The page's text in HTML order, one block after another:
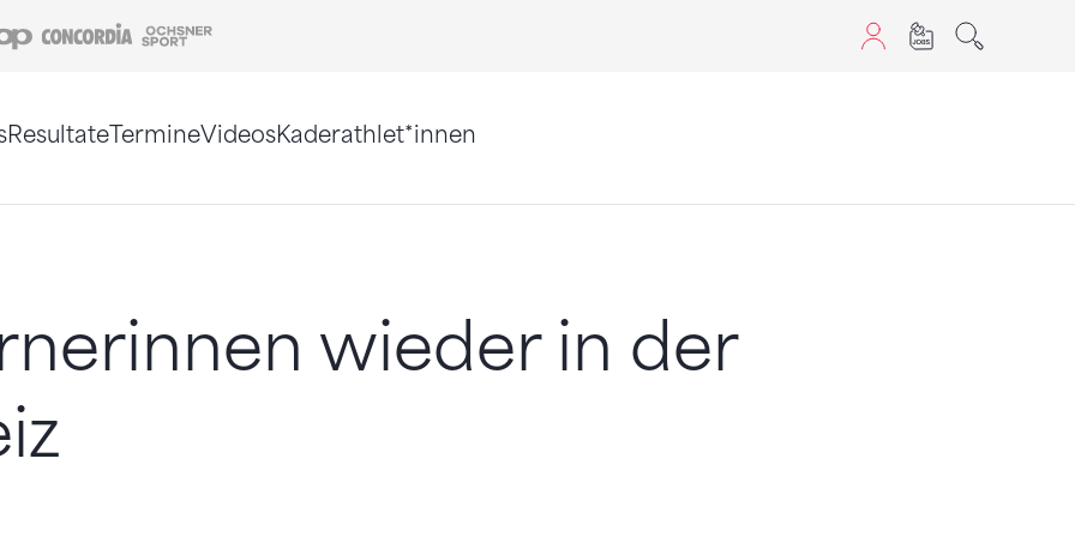
Coop Concordia
ResultateTermineVideosKaderathlet*innen
wieder in der